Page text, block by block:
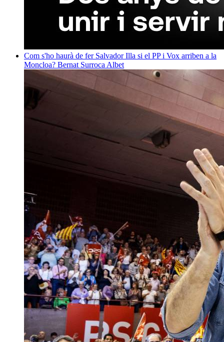
Com s'ho haurà de fer Salvador Illa si el PP i Vox arriben a la
Moncloa? Bernat Surroca Albet